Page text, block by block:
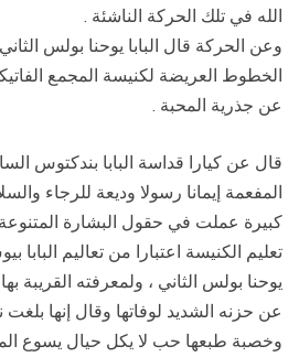
الله في تلك الحركة الناشئة .
وعن الحركة قال البابا يوحنا بولس
الخطوط العريضة لكنيسة المجمع
عن جذرية المحبة .
قال عن كيارا قداسة البابا بندكتوس
المفعمة إيمانا رسولا وديعة للرجاء
كبيرة عملت في حقول البشارة المتنوعة
تعليم الكنيسة اعتبارا من تعاليم
يوحنا بولس الثاني ، ولمعرفته القريبة
عن حزنه الشديد لوفاتها وقال إنها بلغت
وخصبة طبعها حب لا يكل حيال يسوع